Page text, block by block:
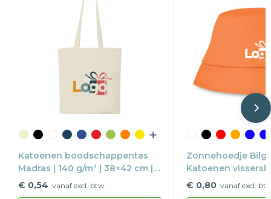
Katoenen boodschappentas
Madras | 140 g/m² | 38×42 cm |
Lange hengsels
€ 0,54 vanaf excl. btw
Zonnehoedje
Katoenen
Bedrukking op
€ 0,80 vanaf excl.